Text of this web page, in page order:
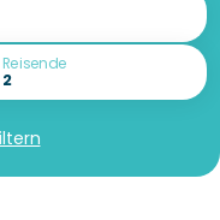
Reisende